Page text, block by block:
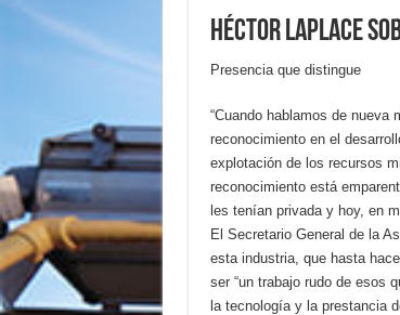
Héctor Laplace
Presencia que distingue
“Cuando hablamos de nueva
reconocimiento en el
explotación de los recursos
reconocimiento está
les tenían privada y hoy, en
El Secretario General de la
esta industria, que hasta
ser “un trabajo rudo de esos
la tecnología y la prestancia